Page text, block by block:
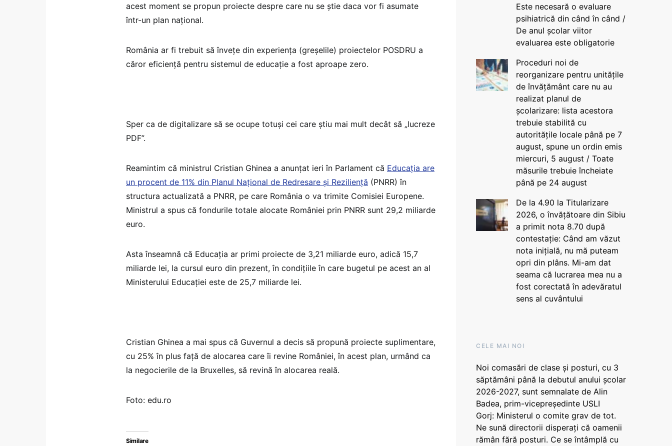
acest moment se propun proiecte despre care nu se știe daca vor fi asumate
într-un plan național.
România ar fi trebuit să învețe din experiența (greșelile) proiectelor POSDRU a
căror eficiență pentru sistemul de educație a fost aproape zero.
Sper ca de digitalizare să se ocupe totuși cei care știu mai mult decât să „lucreze
PDF”.
Reamintim că ministrul Cristian Ghinea a anunțat ieri în Parlament că Educația are
un procent de 11% din Planul Național de Redresare și Reziliență (PNRR) în
structura actualizată a PNRR, pe care România o va trimite Comisiei Europene.
Ministrul a spus că fondurile totale alocate României prin PNRR sunt 29,2 miliarde
euro.
Asta înseamnă că Educația ar primi proiecte de 3,21 miliarde euro, adică 15,7
miliarde lei, la cursul euro din prezent, în condițiile în care bugetul pe acest an al
Ministerului Educației este de 25,7 miliarde lei.
Cristian Ghinea a mai spus că Guvernul a decis să propună proiecte suplimentare,
cu 25% în plus față de alocarea care îi revine României, în acest plan, urmând ca
la negocierile de la Bruxelles, să revină în alocarea reală.
Foto: edu.ro
Similare
Este necesară o evaluare
psihiatrică din când în când /
De anul școlar viitor
evaluarea este obligatorie
Proceduri noi de
reorganizare pentru unitățile
de învățământ care nu au
realizat planul de
școlarizare: lista acestora
trebuie stabilită cu
autoritățile locale până pe 7
august, spune un ordin emis
miercuri, 5 august / Toate
măsurile trebuie încheiate
până pe 24 august
De la 4.90 la Titularizare
2026, o învățătoare din Sibiu
a primit nota 8.70 după
contestație: Când am văzut
nota inițială, nu mă puteam
opri din plâns. Mi-am dat
seama că lucrarea mea nu a
fost corectată în adevăratul
sens al cuvântului
CELE MAI NOI
Noi comasări de clase și posturi, cu 3
săptămâni până la debutul anului școlar
2026-2027, sunt semnalate de Alin
Badea, prim-vicepreședinte USLI
Gorj: Ministerul o comite grav de tot.
Ne sună directorii disperați că oamenii
rămân fără posturi. Ce se întâmplă cu